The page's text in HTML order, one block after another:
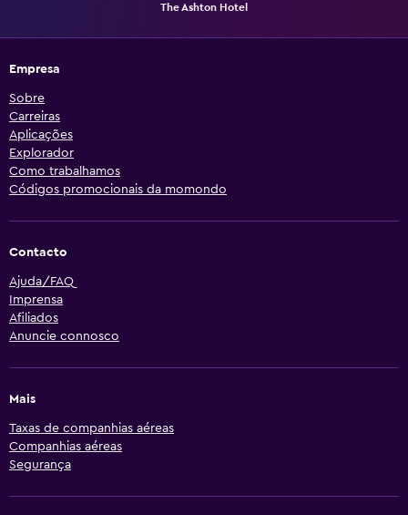
The Ashton Hotel
Empresa
Sobre
Carreiras
Aplicações
Explorador
Como trabalhamos
Códigos promocionais da momondo
Contacto
Ajuda/FAQ
Imprensa
Afiliados
Anuncie connosco
Mais
Taxas de companhias aéreas
Companhias aéreas
Segurança